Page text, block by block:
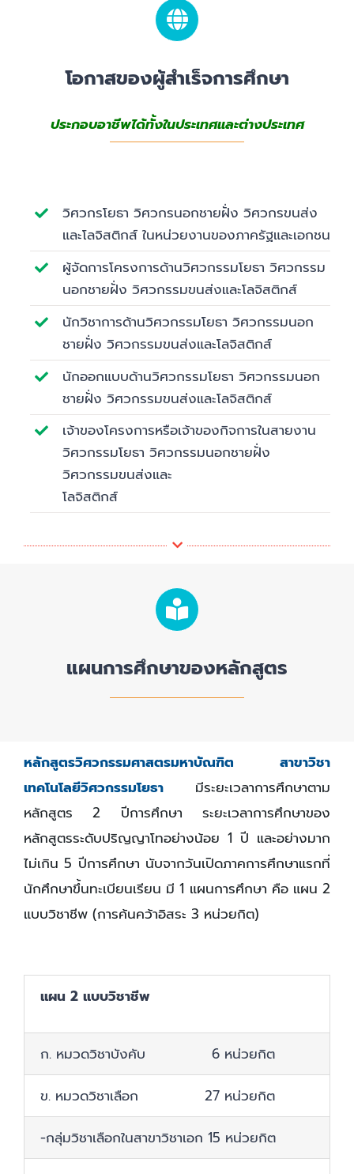
โอกาสของผู้สำเร็จการศึกษา
ประกอบอาชีพได้ทั้งในประเทศและต่างประเทศ
วิศวกรโยธา วิศวกรนอกชายฝั่ง วิศวกรขนส่ง
และโลจิสติกส์ ในหน่วยงานของภาครัฐและเอกชน
ผู้จัดการโครงการด้านวิศวกรรมโยธา วิศวกรรม
นอกชายฝั่ง วิศวกรรมขนส่งและโลจิสติกส์
นักวิชาการด้านวิศวกรรมโยธา วิศวกรรมนอก
ชายฝั่ง วิศวกรรมขนส่งและโลจิสติกส์
นักออกแบบด้านวิศวกรรมโยธา วิศวกรรมนอก
ชายฝั่ง วิศวกรรมขนส่งและโลจิสติกส์
เจ้าของโครงการหรือเจ้าของกิจการในสายงาน
วิศวกรรมโยธา วิศวกรรมนอกชายฝั่ง
วิศวกรรมขนส่งและ
โลจิสติกส์
แผนการศึกษาของหลักสูตร
หลักสูตรวิศวกรรมศาสตรมหาบัณฑิต สาขาวิชา
เทคโนโลยีวิศวกรรมโยธา
มีระยะเวลาการศึกษาตาม
หลักสูตร 2 ปีการศึกษา ระยะเวลาการศึกษาของ
หลักสูตรระดับปริญญาโทอย่างน้อย 1 ปี และอย่างมาก
ไม่เกิน 5 ปีการศึกษา นับจากวันเปิดภาคการศึกษาแรกที่
นักศึกษาขึ้นทะเบียนเรียน มี 1 แผนการศึกษา คือ แผน 2
แบบวิชาชีพ (การค้นคว้าอิสระ 3 หน่วยกิต)
แผน 2 แบบวิชาชีพ
ก. หมวดวิชาบังคับ 6 หน่วยกิต
ข. หมวดวิชาเลือก 27 หน่วยกิต
-กลุ่มวิชาเลือกในสาขาวิชาเอก 15 หน่วยกิต